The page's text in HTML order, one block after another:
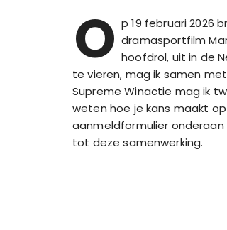
O p 19 februari 2026
dramasportfilm
hoofdrol, uit in de
te vieren, mag ik samen
Supreme Winactie mag ik
weten hoe je kans maakt
aanmeldformulier onderaan
tot deze samenwerking.